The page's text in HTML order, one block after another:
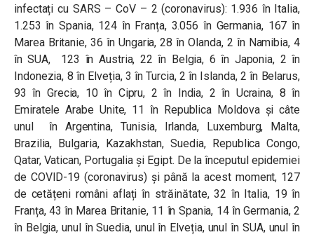
infectați cu SARS – CoV – 2 (coronavirus): 1.936 în Italia,
1.253 în Spania, 124 în Franța, 3.056 în Germania, 167 în
Marea Britanie, 36 în Ungaria, 28 în Olanda, 2 în Namibia, 4
în SUA, 123 în Austria, 22 în Belgia, 6 în Japonia, 2 în
Indonezia, 8 în Elveția, 3 în Turcia, 2 în Islanda, 2 în Belarus,
93 în Grecia, 10 în Cipru, 2 în India, 2 în Ucraina, 8 în
Emiratele Arabe Unite, 11 în Republica Moldova și câte
unul în Argentina, Tunisia, Irlanda, Luxemburg, Malta,
Brazilia, Bulgaria, Kazakhstan, Suedia, Republica Congo,
Qatar, Vatican, Portugalia și Egipt. De la începutul epidemiei
de COVID-19 (coronavirus) și până la acest moment, 127
de cetățeni români aflați în străinătate, 32 în Italia, 19 în
Franța, 43 în Marea Britanie, 11 în Spania, 14 în Germania, 2
în Belgia, unul în Suedia, unul în Elveția, unul în SUA, unul în